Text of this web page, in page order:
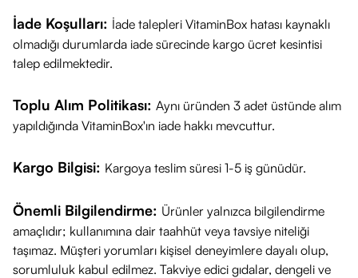
İade Koşulları: İade talepleri VitaminBox hatası kaynaklı
olmadığı durumlarda iade sürecinde kargo ücret kesintisi
talep edilmektedir.
Toplu Alım Politikası: Aynı üründen 3 adet üstünde alım
yapıldığında VitaminBox'ın iade hakkı mevcuttur.
Kargo Bilgisi: Kargoya teslim süresi 1-5 iş günüdür.
Önemli Bilgilendirme: Ürünler yalnızca bilgilendirme
amaçlıdır; kullanımına dair taahhüt veya tavsiye niteliği
taşımaz. Müşteri yorumları kişisel deneyimlere dayalı olup,
sorumluluk kabul edilmez. Takviye edici gıdalar, dengeli ve